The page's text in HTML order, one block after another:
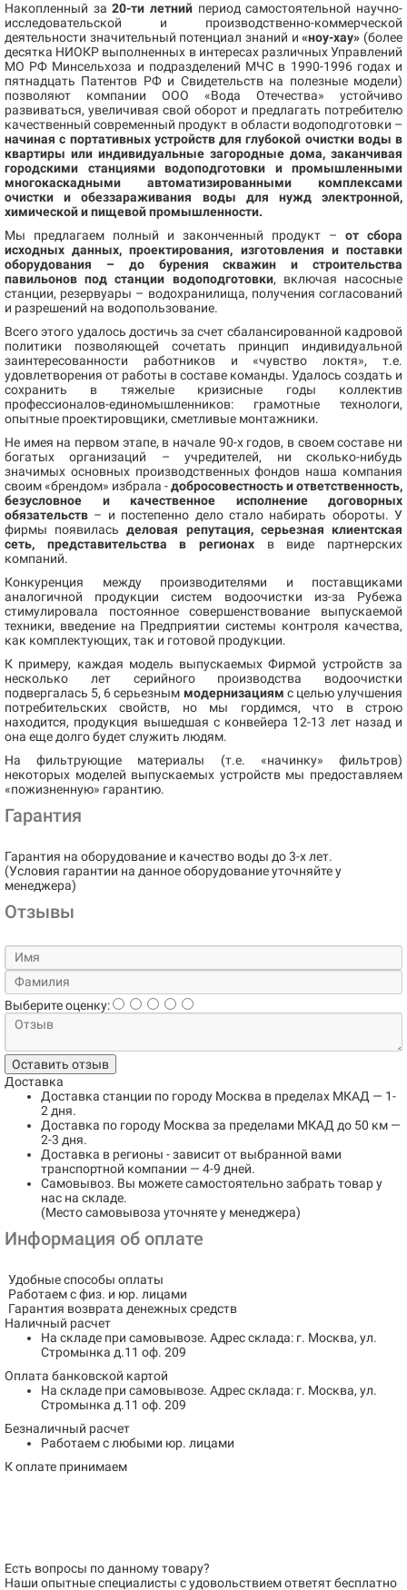
Накопленный за20-ти летний период самостоятельной научно-
исследовательской и производственно-коммерческой
деятельности значительный потенциал знаний и«ноу-хау» (более
десятка НИОКР выполненных в интересах различных Управлений
МО РФ Минсельхоза и подразделений МЧС в 1990-1996 годах и
пятнадцать Патентов РФ и Свидетельств на полезные модели)
позволяют компании ООО «Вода Отечества» устойчиво
развиваться, увеличивая свой оборот и предлагать потребителю
качественный современный продукт в области водоподготовки –
начиная с портативных устройств для глубокой очистки воды в
квартиры или индивидуальные загородные дома, заканчивая
городскими станциями водоподготовки и промышленными
многокаскадными автоматизированными комплексами
очистки и обеззараживания воды для нужд электронной,
химической и пищевой промышленности.
Мы предлагаем полный и законченный продукт – от сбора
исходных данных, проектирования, изготовления и поставки
оборудования – до бурения скважин и строительства
павильонов под станции водоподготовки, включая насосные
станции, резервуары – водохранилища, получения согласований
и разрешений на водопользование.
Всего этого удалось достичь за счет сбалансированной кадровой
политики позволяющей сочетать принцип индивидуальной
заинтересованности работников и «чувство локтя», т.е.
удовлетворения от работы в составе команды. Удалось создать и
сохранить в тяжелые кризисные годы коллектив
профессионалов-единомышленников: грамотные технологи,
опытные проектировщики, сметливые монтажники.
Не имея на первом этапе, в начале 90-х годов, в своем составе ни
богатых организаций – учредителей, ни сколько-нибудь
значимых основных производственных фондов наша компания
своим «брендом» избрала -добросовестность и ответственность,
безусловное и качественное исполнение договорных
обязательств – и постепенно дело стало набирать обороты. У
фирмы появиласьделовая репутация, серьезная клиентская
сеть, представительства в регионах в виде партнерских
компаний.
Конкуренция между производителями и поставщиками
аналогичной продукции систем водоочистки из-за Рубежа
стимулировала постоянное совершенствование выпускаемой
техники, введение на Предприятии системы контроля качества,
как комплектующих, так и готовой продукции.
К примеру, каждая модель выпускаемых Фирмой устройств за
несколько лет серийного производства водоочистки
подвергалась 5, 6 серьезным модернизациям с целью улучшения
потребительских свойств, но мы гордимся, что в строю
находится, продукция вышедшая с конвейера 12-13 лет назад и
она еще долго будет служить людям.
На фильтрующие материалы (т.е. «начинку» фильтров)
некоторых моделей выпускаемых устройств мы предоставляем
«пожизненную» гарантию.
Гарантия
Гарантия на оборудование и качество воды до 3-х лет.
(Условия гарантии на данное оборудование уточняйте у
менеджера)
Отзывы
Выберите оценку:
Оставить отзыв
Доставка
Доставка станции по городу Москва в пределах МКАД — 1-
2 дня.
Доставка по городу Москва за пределами МКАД до 50 км —
2-3 дня.
Доставка в регионы - зависит от выбранной вами
транспортной компании — 4-9 дней.
Самовывоз. Вы можете самостоятельно забрать товар у
нас на складе.
(Место самовывоза уточняте у менеджера)
Информация об оплате
Удобные способы оплаты
Работаем с физ. и юр. лицами
Гарантия возврата денежных средств
Наличный расчет
На складе при самовывозе. Адрес склада: г. Москва, ул.
Стромынка д.11 оф. 209
Оплата банковской картой
На складе при самовывозе. Адрес склада: г. Москва, ул.
Стромынка д.11 оф. 209
Безналичный расчет
Работаем с любыми юр. лицами
К оплате принимаем
Есть вопросы по данному товару?
Наши опытные специалисты с удовольствиемответят бесплатно